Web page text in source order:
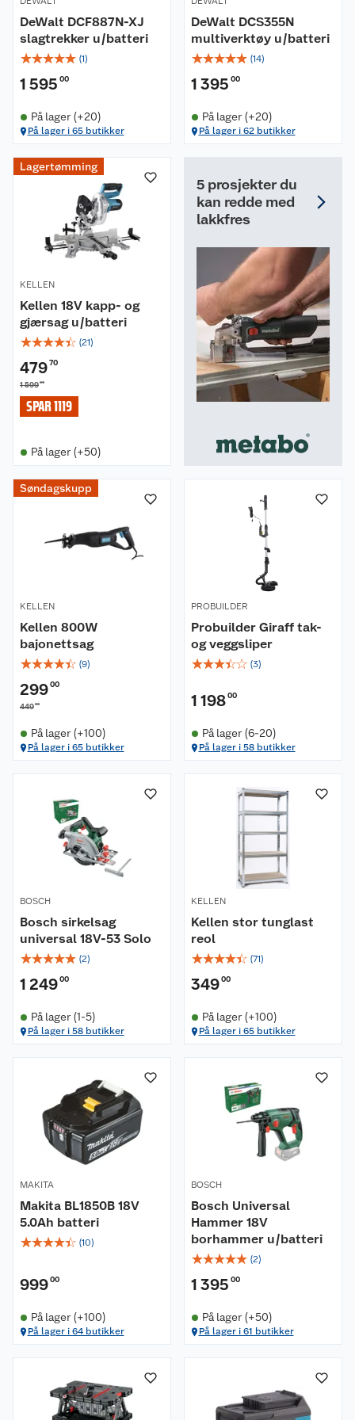
DeWalt DCF887N-XJ
slagtrekker u/batteri
☆☆☆☆☆ (1)
1 595 00
På lager (+20)
På lager i 65 butikker
DeWalt DCS355N
multiverktøy u/batteri
☆☆☆☆☆ (14)
1 395 00
På lager (+20)
På lager i 62 butikker
Lagertømming
KELLEN
Kellen 18V kapp- og
gjærsag u/batteri
☆☆☆☆☆ (21)
47970
1 59900
SPAR 1119
På lager (+50)
5 prosjekter du
kan redde med
lakkfres
Søndagskupp
KELLEN
Kellen 800W
bajonettsag
☆☆☆☆☆ (9)
29900
44900
På lager (+100)
På lager i 65 butikker
PROBUILDER
Probuilder Giraff tak-
og veggsliper
☆☆☆☆☆ (3)
1 19800
På lager (6-20)
På lager i 58 butikker
BOSCH
Bosch sirkelsag
universal 18V-53 Solo
☆☆☆☆☆ (2)
1 24900
På lager (1-5)
På lager i 58 butikker
KELLEN
Kellen stor tunglast
reol
☆☆☆☆☆ (71)
34900
På lager (+100)
På lager i 65 butikker
MAKITA
Makita BL1850B 18V
5.0Ah batteri
☆☆☆☆☆ (10)
99900
På lager (+100)
På lager i 64 butikker
BOSCH
Bosch Universal
Hammer 18V
borhammer u/batteri
☆☆☆☆☆ (2)
1 395 00
På lager (+50)
På lager i 61 butikker
Kundeservice
Om oss
Nyheter